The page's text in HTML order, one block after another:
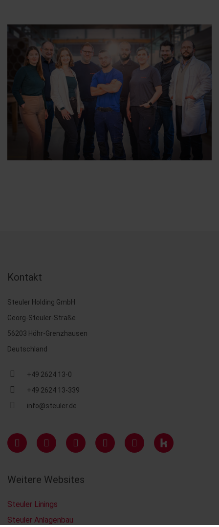
Kontakt
Steuler Holding GmbH
Georg-Steuler-Straße
56203 Höhr-Grenzhausen
Deutschland
+49 2624 13-0
+49 2624 13-339
info@steuler.de
Weitere Websites
Steuler Linings
Steuler Anlagenbau